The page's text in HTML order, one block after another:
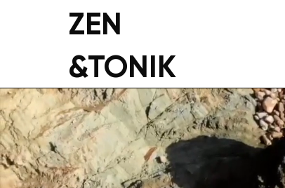
ZEN
&TONIK